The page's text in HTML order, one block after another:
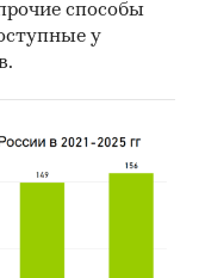
показателю из
года
способы
у